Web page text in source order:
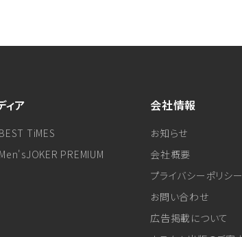
ィア
BEST TiMES
Men'sJOKER PREMIUM
会社情報
お知らせ
会社概要
プライバシーポリシー
お問い合わせ
広告掲載について